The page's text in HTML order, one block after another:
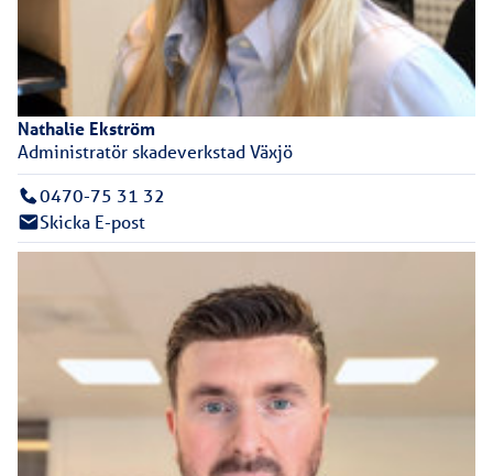
Nathalie Ekström
Administratör skadeverkstad Växjö
0470-75 31 32
Skicka E-post